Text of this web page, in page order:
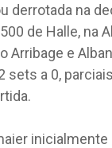
derrotada na
de Halle, na
Arribage e
sets a 0,